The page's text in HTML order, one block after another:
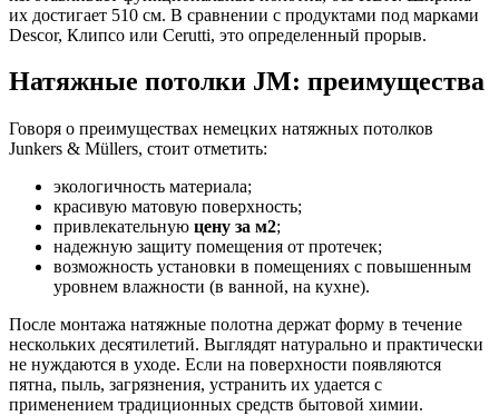
их достигает 510 см. В сравнении с продуктами под марками
Descor, Клипсо или Cerutti, это определенный прорыв.
Натяжные потолки JM: преимущества
Говоря о преимуществах немецких натяжных потолков
Junkers & Müllers, стоит отметить:
экологичность материала;
красивую матовую поверхность;
привлекательную цену за м2;
надежную защиту помещения от протечек;
возможность установки в помещениях с повышенным
уровнем влажности (в ванной, на кухне).
После монтажа натяжные полотна держат форму в течение
нескольких десятилетий. Выглядят натурально и практически
не нуждаются в уходе. Если на поверхности появляются
пятна, пыль, загрязнения, устранить их удается с
применением традиционных средств бытовой химии.